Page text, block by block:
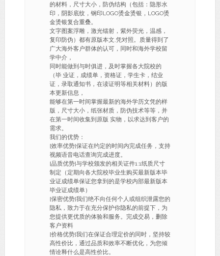
的材料，尺寸大小，防伪结构（包括：隐形水
印，阴影底纹，钢印LOGO烫金烫银，LOGO烫
金烫银复合重叠。
文字图案浮雕，激光镭射，紫外荧光，温感，
复印防伪）都有原版本文,凭对照。质量得到了
广大海外客户群体的认可，同时和海外学校留
学中介，
同时能做到与时俱进，及时掌握各大院校的
（毕 业证，成绩单，资格证，学生卡，结业
证，录取通知书，在读证明等相关材料）的版
本更新信息，
能够在第一时间掌握最新的海外学历文凭的样
版，尺寸大小，纸张材质，防伪技术等等，并
在第一时间收集到原版 实物，以求达到客户的
需求。
我们的优势：
[效率优势]保证在约定的时间内完成任务，支持
视频语音电话查询完成进度。
[品质优势]与学校颁发的相关证件1:1纸质尺寸
制定（定期向各大院校毕业生购买最新版本毕
业证成绩单保证您拿到的是学校内部最新版本
毕业证成绩单）
[保密优势]我们绝不向任何个人或组织泄露您的
隐私，致力于在充分保护你隐私的前提下，为
您提供更优质的体验和服务。完成交易，删除
客户资料
[价格优势]我们在保证合理定价的同时，坚持较
高性价比，通过品质和效率不断优化，为您倾
情诠释什么是高性价比。